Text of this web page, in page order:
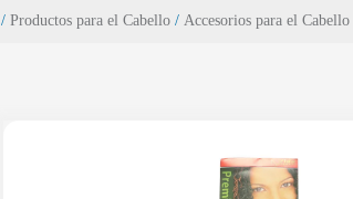
/Productos para el Cabello /Accesorios para el Cabello